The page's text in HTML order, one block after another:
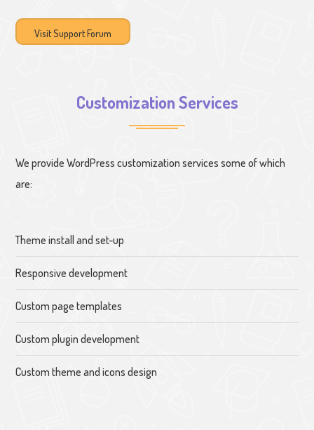
Visit Support Forum
Customization Services
We provide WordPress customization services some of which
are:
Theme install and set-up
Responsive development
Custom page templates
Custom plugin development
Custom theme and icons design